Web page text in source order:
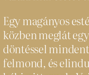
Egy magányos
közben meglát
döntéssel
felmond, és